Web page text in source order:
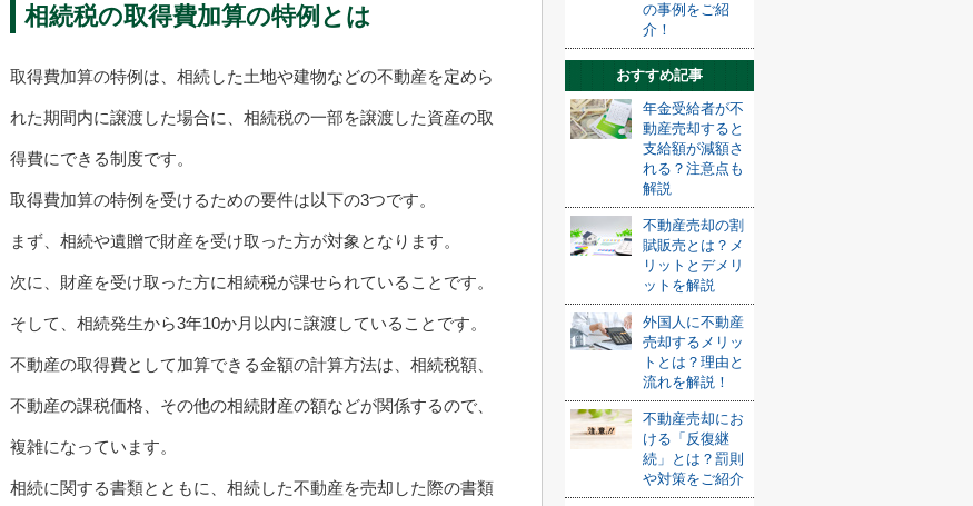
相続税の取得費加算の特例とは
取得費加算の特例は、相続した土地や建物などの不動産を定めら
れた期間内に譲渡した場合に、相続税の一部を譲渡した資産の取
得費にできる制度です。
取得費加算の特例を受けるための要件は以下の3つです。
まず、相続や遺贈で財産を受け取った方が対象となります。
次に、財産を受け取った方に相続税が課せられていることです。
そして、相続発生から3年10か月以内に譲渡していることです。
不動産の取得費として加算できる金額の計算方法は、相続税額、
不動産の課税価格、その他の相続財産の額などが関係するので、
複雑になっています。
相続に関する書類とともに、相続した不動産を売却した際の書類
の事例をご紹
介！
おすすめ記事
年金受給者が不
動産売却すると
支給額が減額さ
れる？注意点も
解説
不動産売却の割
賦販売とは？メ
リットとデメリ
ットを解説
外国人に不動産
売却するメリッ
トとは？理由と
流れを解説！
不動産売却にお
ける「反復継
続」とは？罰則
や対策をご紹介